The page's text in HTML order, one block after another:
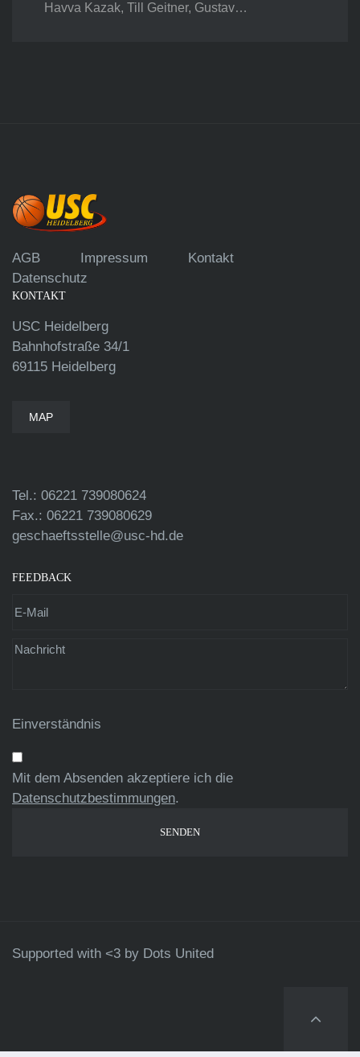
Havva Kazak, Till Geitner, Gustav…
AGB Impressum
Kontakt
Datenschutz
KONTAKT
USC Heidelberg
Bahnhofstraße 34/1
69115 Heidelberg
MAP
Tel.: 06221 739080624
Fax.: 06221 739080629
geschaeftsstelle@usc-hd.de
FEEDBACK
Einverständnis
Mit dem Absenden akzeptiere ich die
Datenschutzbestimmungen.
Supported with <3 by Dots United